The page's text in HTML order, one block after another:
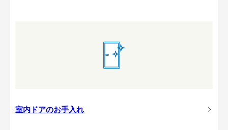
室内ドアのお手入れ